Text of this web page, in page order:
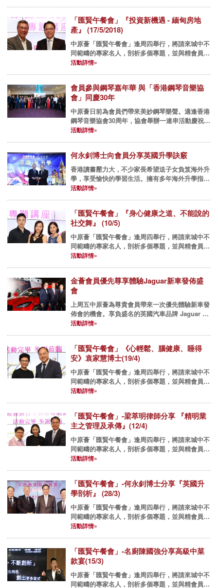
「匯賢午餐會」『投資新機遇 - 緬甸房地
產』 (17/5/2018)
中原薈「匯賢午餐會」逢周四舉行，將請來城中不
同範疇的專家名人，剖析多個專題，並與精會員們
享用佳餚，互相交流經驗。 2018年午餐會： 5月
活動詳情»
會員參與鋼琴嘉年華 與「香港鋼琴音樂協
會」同慶30年
中原薈日前為會員們帶來美妙鋼琴樂聲。適逢香港
鋼琴音樂協會30周年，協會舉辦一連串活動慶祝周
年紀念。其中，中原薈贊助日前在中環大會堂音樂
活動詳情»
何永釗博士向會員分享英國升學訣竅
香港讀書壓力大，不少家長希望送子女負笈海外升
學，享受愉快的學習生活。擁有多年海外升學指導
經驗的何永釗教授，於中原薈匯聚午餐會分享升學
活動詳情»
「匯賢午餐會」『身心健康之道、不能說的
社交舞』 (10/5)
中原薈「匯賢午餐會」逢周四舉行，將請來城中不
同範疇的專家名人，剖析多個專題，並與精會員們
享用佳餚，互相交流經驗。 2018年午餐會： 5月
活動詳情»
金薈會員優先尊享體驗Jaguar新車發佈盛
會
上周五中原薈為尊貴會員帶來一次優先體驗新車發
佈會的機會。享負盛名的英國汽車品牌 Jaguar 日
前推出全新車款E- Pace Compact SUV，並於九
活動詳情»
「匯賢午餐會」《心輕鬆、腦健康、睡得
安》袁家慧博士(19/4)
中原薈「匯賢午餐會」逢周四舉行，將請來城中不
同範疇的專家名人，剖析多個專題，並與精會員們
享用佳餚，互相交流經驗。 2018年午餐會： 4月
活動詳情»
「匯賢午餐會」-梁萃明律師分享 『精明業
主之管理及承傳』(12/4)
中原薈「匯賢午餐會」逢周四舉行，將請來城中不
同範疇的專家名人，剖析多個專題，並與精會員們
享用佳餚，互相交流經驗 做個精明業主 安排物業
活動詳情»
「匯賢午餐會」-何永釗博士分享『英國升
學剖析』 (28/3)
中原薈「匯賢午餐會」逢周四舉行，將請來城中不
同範疇的專家名人，剖析多個專題，並與精會員們
享用佳餚，互相交流經驗。 「匯賢午餐會」-何永
活動詳情»
「匯賢午餐會」-名廚陳國強分享高級中菜
款宴(15/3)
中原薈「匯賢午餐會」逢周四舉行，將請來城中不
同範疇的專家名人，剖析多個專題，並與精會員們